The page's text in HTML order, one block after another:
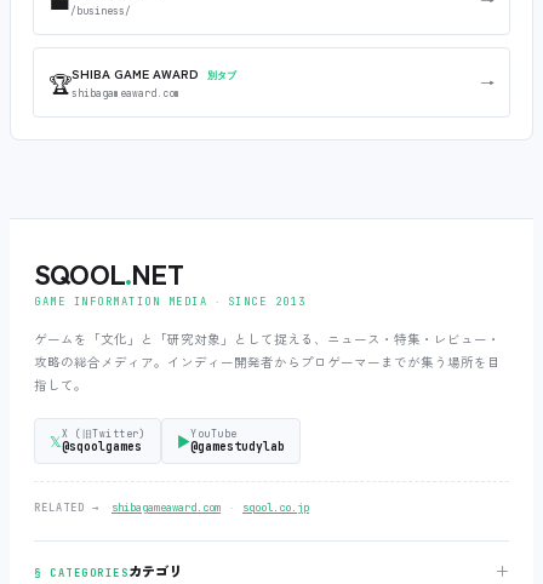
/business/
🏆SHIBA GAME AWARD
別タブ
shibagameaward.com
→
SQOOL.NET
GAME INFORMATION MEDIA ‧ SINCE 2013
ゲームを「文化」と「研究対象」として捉える、ニュース・特集・レビュー・
攻略の総合メディア。インディー開発者からプロゲーマーまでが集う場所を目
指して。
𝕏X (旧Twitter)
@sqoolgames ▶YouTube
@gamestudylab
RELATED → shibagameaward.com ‧ sqool.co.jp
§ CATEGORIESカテゴリ ＋